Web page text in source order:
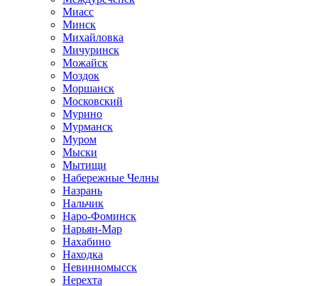
Миасс
Минск
Михайловка
Мичуринск
Можайск
Моздок
Моршанск
Московский
Мурино
Мурманск
Муром
Мыски
Мытищи
Набережные Челны
Назрань
Нальчик
Наро-Фоминск
Нарьян-Мар
Нахабино
Находка
Невинномысск
Нерехта